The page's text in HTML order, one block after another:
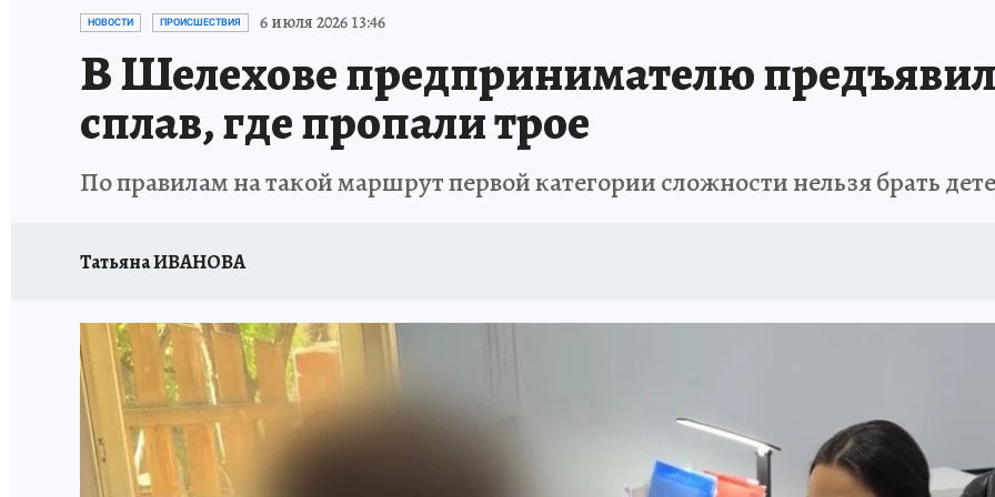
ПРОИСШЕСТВИЯ АФИША
НОВОСТИ ПРОИСШЕСТВИЯ 6 июля 2026 13:46
В Шелехове предпринимателю
сплав, где пропали трое
По правилам на такой маршрут первой категории сложности нельзя брать
Татьяна ИВАНОВА